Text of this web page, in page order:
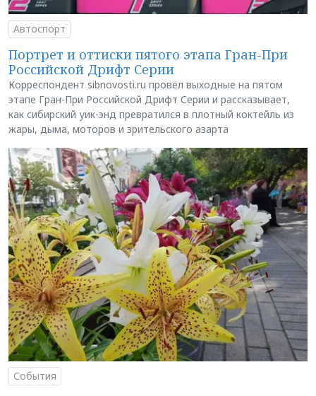
Автоспорт
Портрет и оттиски пятого этапа Гран-При
Российской Дрифт Серии
Корреспондент sibnovosti.ru провёл выходные на пятом
этапе Гран-При Российской Дрифт Серии и рассказывает,
как сибирский уик-энд превратился в плотный коктейль из
жары, дыма, моторов и зрительского азарта
События